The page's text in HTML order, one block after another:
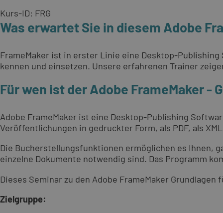
Kurs-ID: FRG
Was erwartet Sie in diesem Adobe
FrameMaker ist in erster Linie eine Desktop-
kennen und einsetzen. Unsere erfahrenen Trainer
Für wen ist der Adobe FrameMaker -
Adobe FrameMaker ist eine Desktop-Publishing
Veröffentlichungen in gedruckter Form, als PDF, als
Die Bucherstellungsfunktionen ermöglichen es Ihnen,
einzelne Dokumente notwendig sind. Das Programm
Dieses Seminar zu den Adobe FrameMaker
Zielgruppe: